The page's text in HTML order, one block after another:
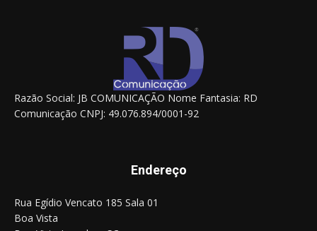
Razão Social: JB COMUNICAÇÃO Nome Fantasia: RD
Comunicação CNPJ: 49.076.894/0001-92
Endereço
Rua Egídio Vencato 185 Sala 01
Boa Vista